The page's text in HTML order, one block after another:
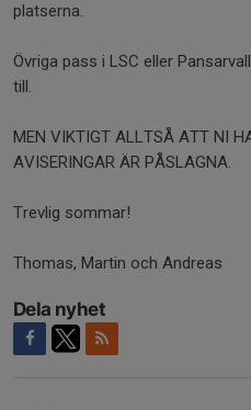
platserna.
Övriga pass i LSC eller
till.
MEN VIKTIGT ALLTSÅ ATT NI
AVISERINGAR ÄR PÅSLAGNA.
Trevlig sommar!
Thomas, Martin och Andreas
Dela nyhet